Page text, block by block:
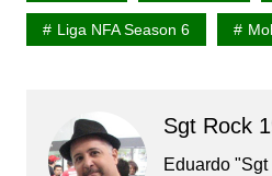
Liga NFA Season 6
Sgt Rock
Eduardo